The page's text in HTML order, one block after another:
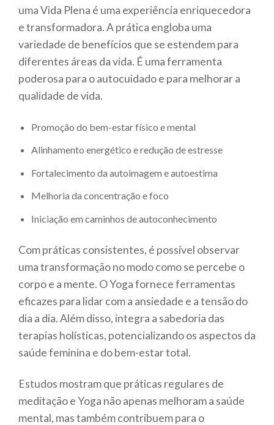
uma Vida Plena é uma experiência enriquecedora
e transformadora. A prática engloba uma
variedade de benefícios que se estendem para
diferentes áreas da vida. É uma ferramenta
poderosa para o autocuidado e para melhorar a
qualidade de vida.
Promoção do bem-estar físico e mental
Alinhamento energético e redução de estresse
Fortalecimento da autoimagem e autoestima
Melhoria da concentração e foco
Iniciação em caminhos de autoconhecimento
Com práticas consistentes, é possível observar
uma transformação no modo como se percebe o
corpo e a mente. O Yoga fornece ferramentas
eficazes para lidar com a ansiedade e a tensão do
dia a dia. Além disso, integra a sabedoria das
terapias holísticas, potencializando os aspectos da
saúde feminina e do bem-estar total.
Estudos mostram que práticas regulares de
meditação e Yoga não apenas melhoram a saúde
mental, mas também contribuem para o